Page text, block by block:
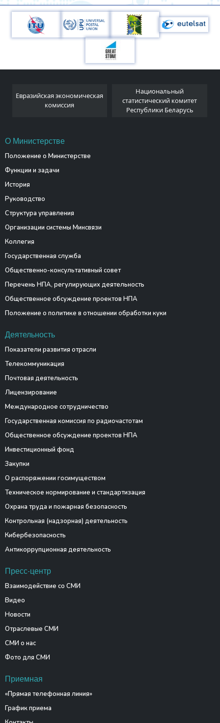
Евразийская экономическая
комиссия
Национальный
статистический комитет
Республики Беларусь
О Министерстве
Положение о Министерстве
Функции и задачи
История
Руководство
Структура управления
Организации системы Минсвязи
Коллегия
Государственная служба
Общественно-консультативный совет
Перечень НПА, регулирующих деятельность
Общественное обсуждение проектов НПА
Положение о политике в отношении обработки куки
Деятельность
Показатели развития отрасли
Телекоммуникация
Почтовая деятельность
Лицензирование
Международное сотрудничество
Государственная комиссия по радиочастотам
Общественное обсуждение проектов НПА
Инвестиционный фонд
Закупки
О распоряжении госимуществом
Техническое нормирование и стандартизация
Охрана труда и пожарная безопасность
Контрольная (надзорная) деятельность
Кибербезопасность
Антикоррупционная деятельность
Пресс-центр
Взаимодействие со СМИ
Видео
Новости
Отраслевые СМИ
СМИ о нас
Фото для СМИ
Приемная
«Прямая телефонная линия»
График приема